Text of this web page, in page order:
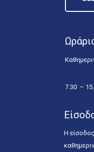
7.30 –
Η